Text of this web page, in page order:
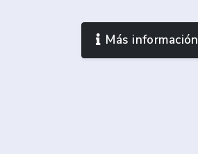
Más información